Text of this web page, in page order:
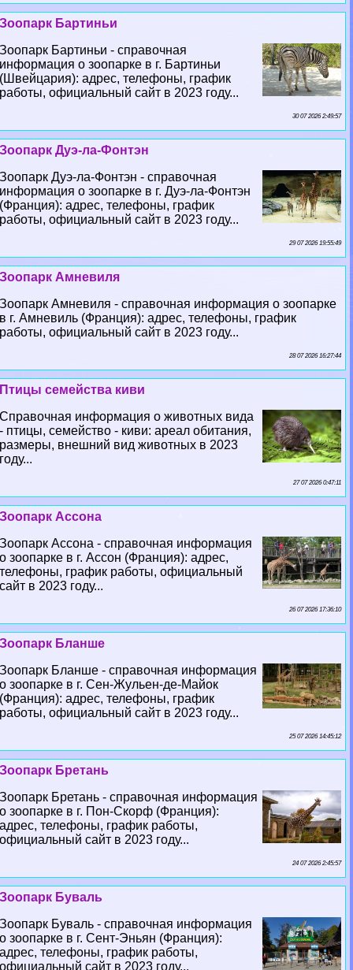
Зоопарк Бартиньи
Зоопарк Бартиньи - справочная
информация о зоопарке в г. Бартиньи
(Швейцария): адрес, телефоны, график
работы, официальный сайт в 2023 году...
30 07 2026 2:49:57
Зоопарк Дуэ-ла-Фонтэн
Зоопарк Дуэ-ла-Фонтэн - справочная
информация о зоопарке в г. Дуэ-ла-Фонтэн
(Франция): адрес, телефоны, график
работы, официальный сайт в 2023 году...
29 07 2026 19:55:49
Зоопарк Амневиля
Зоопарк Амневиля - справочная информация о зоопарке
в г. Амневиль (Франция): адрес, телефоны, график
работы, официальный сайт в 2023 году...
28 07 2026 16:27:44
Птицы семейства киви
Справочная информация о животных вида
- птицы, семейство - киви: ареал обитания,
размеры, внешний вид животных в 2023
году...
27 07 2026 0:47:11
Зоопарк Ассона
Зоопарк Ассона - справочная информация
о зоопарке в г. Ассон (Франция): адрес,
телефоны, график работы, официальный
сайт в 2023 году...
26 07 2026 17:36:10
Зоопарк Бланше
Зоопарк Бланше - справочная информация
о зоопарке в г. Сен-Жульен-де-Майок
(Франция): адрес, телефоны, график
работы, официальный сайт в 2023 году...
25 07 2026 14:45:12
Зоопарк Бретань
Зоопарк Бретань - справочная информация
о зоопарке в г. Пон-Скорф (Франция):
адрес, телефоны, график работы,
официальный сайт в 2023 году...
24 07 2026 2:45:57
Зоопарк Буваль
Зоопарк Буваль - справочная информация
о зоопарке в г. Сент-Эньян (Франция):
адрес, телефоны, график работы,
официальный сайт в 2023 году...